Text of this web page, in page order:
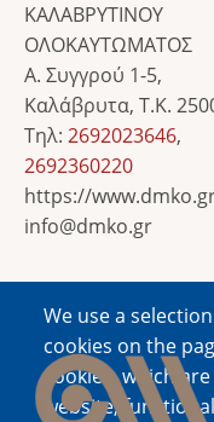
We use a
cookies on the
cookies, which
website;
ΚΑΛΑΒΡΥΤΙΝΟΥ
ΟΛΟΚΑΥΤΩΜΑΤΟΣ
Α. Συγγρού 1-5,
Καλάβρυτα, Τ.Κ.
Τηλ: 2692023646,
2692360220
https://
info@dmko.gr
Image